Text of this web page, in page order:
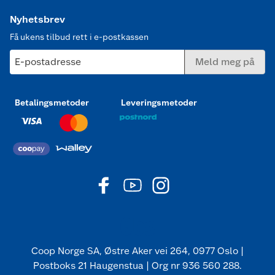
Nyhetsbrev
Få ukens tilbud rett i e-postkassen
E-postadresse Meld meg på
Betalingsmetoder Leveringsmetoder
Coop Norge SA, Østre Aker vei 264, 0977 Oslo |
Postboks 21 Haugenstua | Org nr 936 560 288.